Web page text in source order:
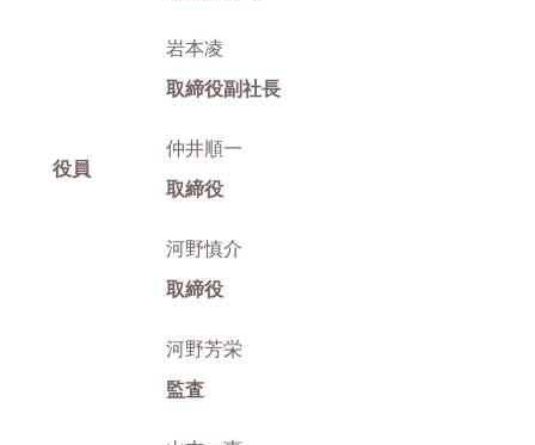
役員
岩本凌
取締役副社長
仲井順一
取締役
河野慎介
取締役
河野芳栄
監査